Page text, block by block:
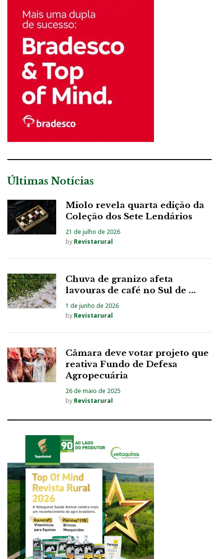
Últimas Notícias
Miolo revela quarta edição da
Coleção dos Sete Lendários
21 de julho de 2026
by Revistarural
Chuva de granizo afeta
lavouras de café no Sul de ...
1 de junho de 2026
by Revistarural
Câmara deve votar projeto que
reativa Fundo de Defesa
Agropecuária
26 de maio de 2025
by Revistarural